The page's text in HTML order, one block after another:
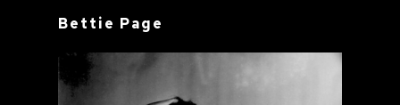
Bettie Page